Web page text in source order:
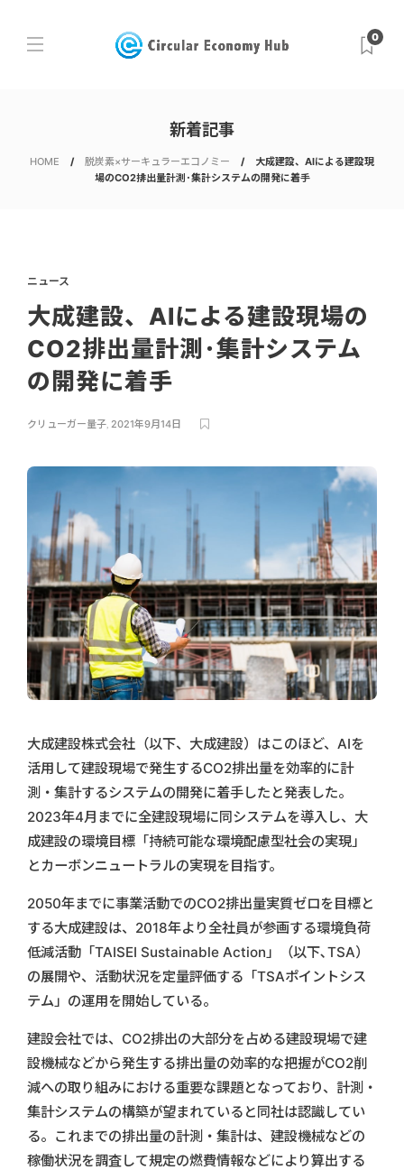
0
新着記事
HOME 脱炭素×サーキュラーエコノミー
大成建設、AIによる建設現
場のCO2排出量計測･集計システムの開発に着手
ニュース
大成建設、AIによる建設現場の
CO2排出量計測･集計システム
の開発に着手
クリューガー量子, 2021年9月14日
大成建設株式会社（以下、大成建設）はこのほど、AIを
活用して建設現場で発生するCO2排出量を効率的に計
測・集計するシステムの開発に着手したと発表した。
2023年4月までに全建設現場に同システムを導入し、大
成建設の環境目標「持続可能な環境配慮型社会の実現」
とカーボンニュートラルの実現を目指す。
2050年までに事業活動でのCO2排出量実質ゼロを目標と
する大成建設は、2018年より全社員が参画する環境負荷
低減活動「TAISEI Sustainable Action」（以下､TSA）
の展開や、活動状況を定量評価する「TSAポイントシス
テム」の運用を開始している。
建設会社では、CO2排出の大部分を占める建設現場で建
設機械などから発生する排出量の効率的な把握がCO2削
減への取り組みにおける重要な課題となっており、計測・
集計システムの構築が望まれていると同社は認識してい
る。これまでの排出量の計測・集計は、建設機械などの
稼働状況を調査して規定の燃費情報などにより算出する